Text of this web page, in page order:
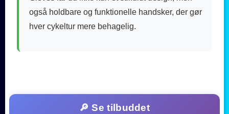
også holdbare og funktionelle handsker, der gør
hver cykeltur mere behagelig.
🔎 Se tilbuddet